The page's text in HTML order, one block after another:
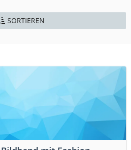
SORTIEREN